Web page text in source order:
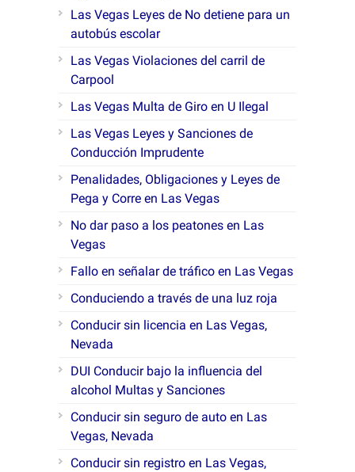
Las Vegas Leyes de No detiene para un
autobús escolar
Las Vegas Violaciones del carril de
Carpool
Las Vegas Multa de Giro en U Ilegal
Las Vegas Leyes y Sanciones de
Conducción Imprudente
Penalidades, Obligaciones y Leyes de
Pega y Corre en Las Vegas
No dar paso a los peatones en Las
Vegas
Fallo en señalar de tráfico en Las Vegas
Conduciendo a través de una luz roja
Conducir sin licencia en Las Vegas,
Nevada
DUI Conducir bajo la influencia del
alcohol Multas y Sanciones
Conducir sin seguro de auto en Las
Vegas, Nevada
Conducir sin registro en Las Vegas,